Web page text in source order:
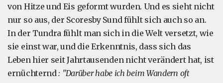
von Hitze und Eis geformt wurden. Und es sieht nicht
nur so aus, der Scoresby Sund fühlt sich auch so an.
In der Tundra fühlt man sich in die Welt versetzt, wie
sie einst war, und die Erkenntnis, dass sich das
Leben hier seit Jahrtausenden nicht verändert hat, ist
ernüchternd: "Darüber habe ich beim Wandern oft